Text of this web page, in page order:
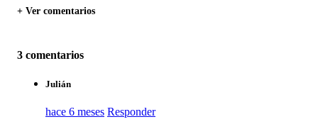
+ Ver comentarios
3 comentarios
Julián
hace 6 meses Responder